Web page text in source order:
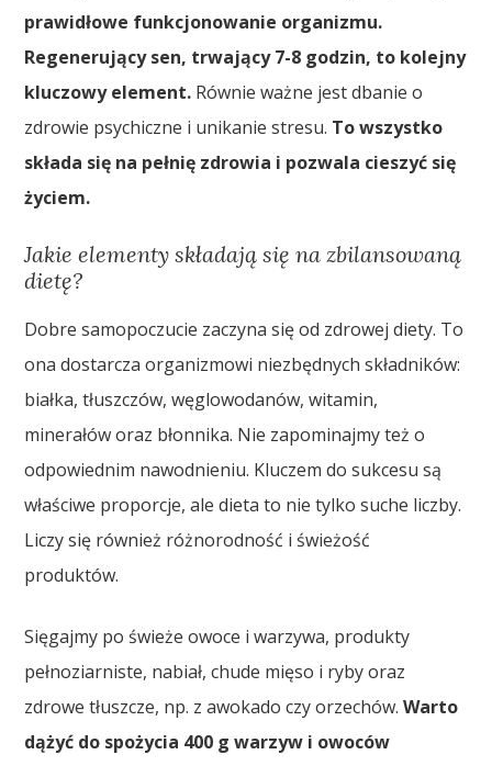
prawidłowe funkcjonowanie organizmu.
Regenerujący sen, trwający 7-8 godzin, to kolejny
kluczowy element. Równie ważne jest dbanie o
zdrowie psychiczne i unikanie stresu. To wszystko
składa się na pełnię zdrowia i pozwala cieszyć się
życiem.
Jakie elementy składają się na zbilansowaną
dietę?
Dobre samopoczucie zaczyna się od zdrowej diety. To
ona dostarcza organizmowi niezbędnych składników:
białka, tłuszczów, węglowodanów, witamin,
minerałów oraz błonnika. Nie zapominajmy też o
odpowiednim nawodnieniu. Kluczem do sukcesu są
właściwe proporcje, ale dieta to nie tylko suche liczby.
Liczy się również różnorodność i świeżość
produktów.
Sięgajmy po świeże owoce i warzywa, produkty
pełnoziarniste, nabiał, chude mięso i ryby oraz
zdrowe tłuszcze, np. z awokado czy orzechów.Warto
dążyć do spożycia 400 g warzyw i owoców